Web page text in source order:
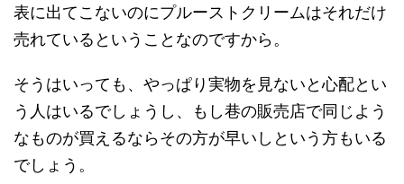
表に出てこないのにプルーストクリームはそれだけ
売れているということなのですから。
そうはいっても、やっぱり実物を見ないと心配とい
う人はいるでしょうし、もし巷の販売店で同じよう
なものが買えるならその方が早いしという方もいる
でしょう。